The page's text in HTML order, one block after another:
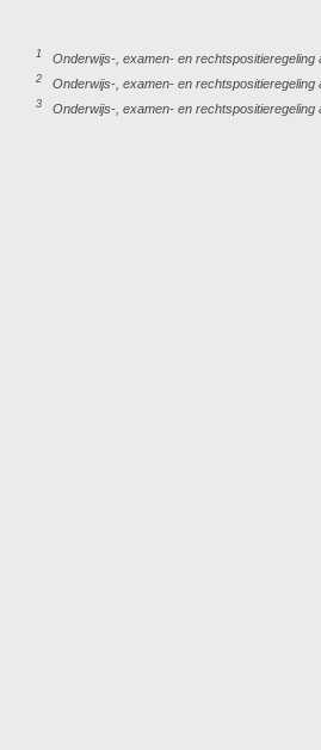
1 Onderwijs-, examen- en rechtspositieregeling
2 Onderwijs-, examen- en rechtspositieregeling
3 Onderwijs-, examen- en rechtspositieregeling